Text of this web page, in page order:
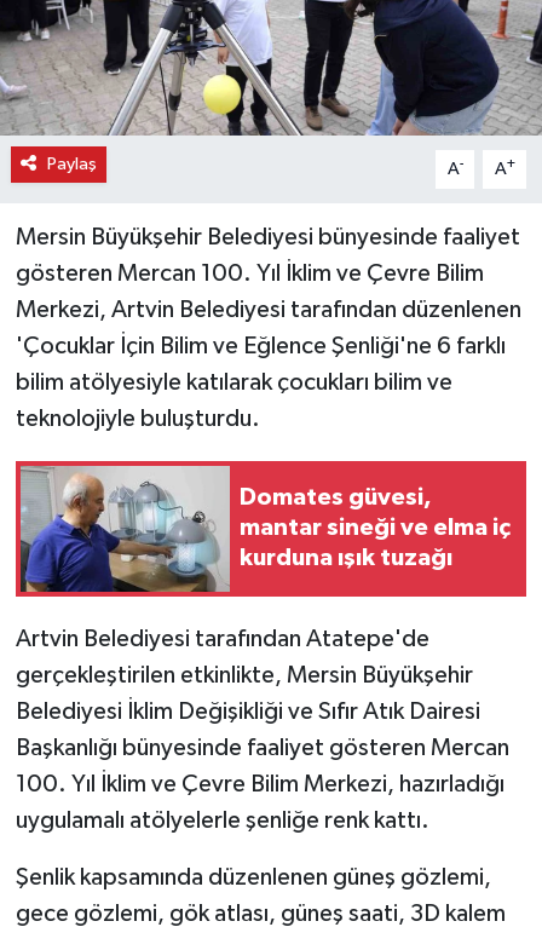
Paylaş A- A+
Mersin Büyükşehir Belediyesi bünyesinde faaliyet
gösteren Mercan 100. Yıl İklim ve Çevre Bilim
Merkezi, Artvin Belediyesi tarafından düzenlenen
'Çocuklar İçin Bilim ve Eğlence Şenliği'ne 6 farklı
bilim atölyesiyle katılarak çocukları bilim ve
teknolojiyle buluşturdu.
Domates güvesi,
mantar sineği ve elma iç
kurduna ışık tuzağı
Artvin Belediyesi tarafından Atatepe'de
gerçekleştirilen etkinlikte, Mersin Büyükşehir
Belediyesi İklim Değişikliği ve Sıfır Atık Dairesi
Başkanlığı bünyesinde faaliyet gösteren Mercan
100. Yıl İklim ve Çevre Bilim Merkezi, hazırladığı
uygulamalı atölyelerle şenliğe renk kattı.
Şenlik kapsamında düzenlenen güneş gözlemi,
gece gözlemi, gök atlası, güneş saati, 3D kalem